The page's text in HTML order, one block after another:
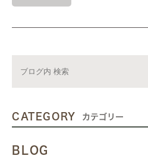
CATEGORY カテゴリー
BLOG